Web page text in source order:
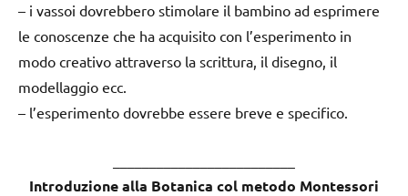
– i vassoi dovrebbero stimolare il bambino ad esprimere
le conoscenze che ha acquisito con l’esperimento in
modo creativo attraverso la scrittura, il disegno, il
modellaggio ecc.
– l’esperimento dovrebbe essere breve e specifico.
Introduzione alla Botanica col metodo Montessori